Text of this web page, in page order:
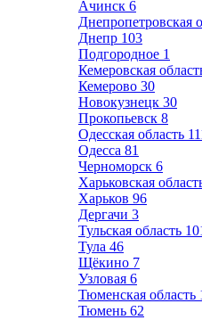
Ачинск 6
Днепропетровская
Днепр 103
Подгородное 1
Кемеровская
Кемерово 30
Новокузнецк 30
Прокопьевск 8
Одесская область
Одесса 81
Черноморск 6
Харьковская
Харьков 96
Дергачи 3
Тульская область
Тула 46
Щёкино 7
Узловая 6
Тюменская область
Тюмень 62